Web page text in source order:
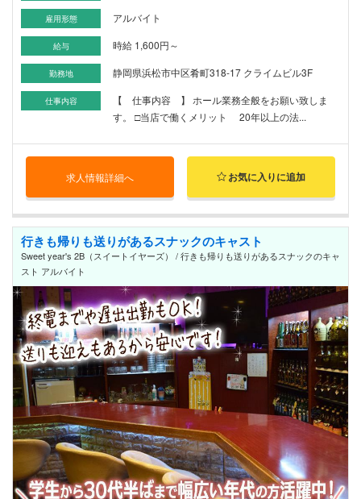
雇用形態 アルバイト
給与 時給 1,600円～
勤務地 静岡県浜松市中区肴町318-17 クライムビル3F
仕事内容
【 仕事内容 】 ホール業務全般をお願い致しま
す。 □当店で働くメリット 20年以上の法...
求人情報詳細へ お気に入りに追加
行きも帰りも送りがあるスナックのキャスト
Sweet year's 2B（スイートイヤーズ） / 行きも帰りも送りがあるスナックのキャ
スト アルバイト